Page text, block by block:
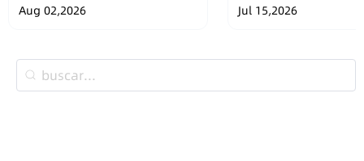
SafePal Hardware
Aug 02,2026 Jul 15,2026